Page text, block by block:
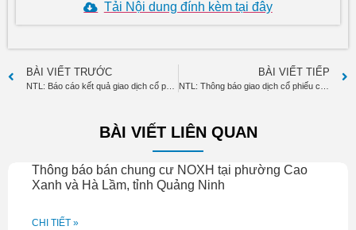
Tải Nội dung đính kèm tại đây
BÀI VIẾT TRƯỚC BÀI VIẾT TIẾP
BÀI VIẾT LIÊN QUAN
Thông báo bán chung cư NOXH tại phường Cao
Xanh và Hà Lầm, tỉnh Quảng Ninh
CHI TIẾT »